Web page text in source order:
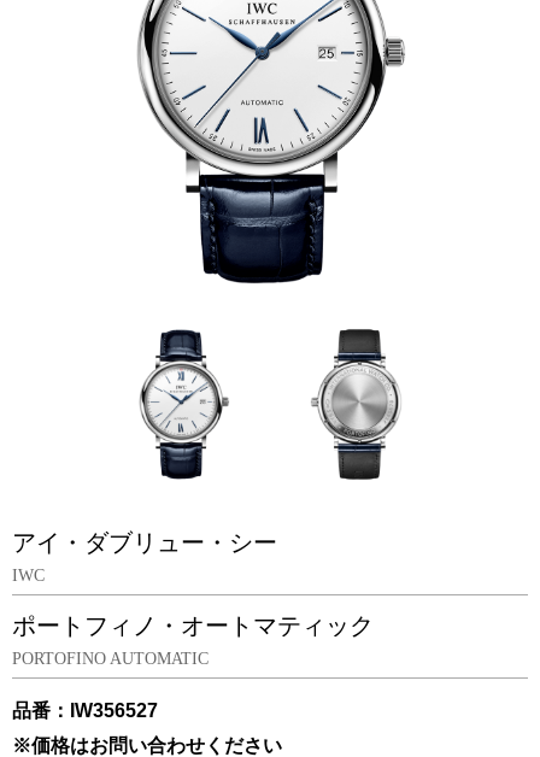
アイ・ダブリュー・シー
IWC
ポートフィノ・オートマティック
PORTOFINO AUTOMATIC
品番：IW356527
※価格はお問い合わせください